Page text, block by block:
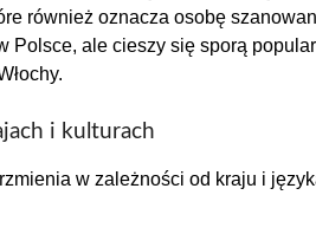
również oznacza osobę
Polsce, ale cieszy się sporą
i kulturach
w zależności od kraju i